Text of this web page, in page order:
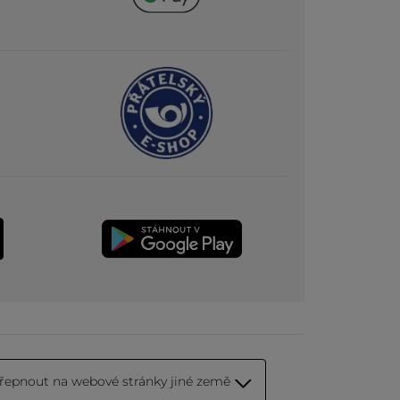
na webové stránky jiné země